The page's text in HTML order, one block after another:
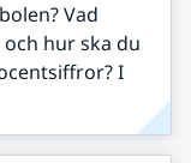
Vad
hur ska du
I